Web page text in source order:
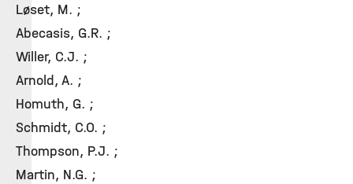
Løset, M. ;
Abecasis, G.R. ;
Willer, C.J. ;
Arnold, A. ;
Homuth, G. ;
Schmidt, C.O. ;
Thompson, P.J. ;
Martin, N.G. ;